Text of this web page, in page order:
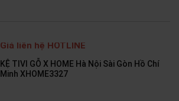
Giá liên hệ HOTLINE
KỆ TIVI GỖ X HOME Hà Nội Sài Gòn Hồ Chí
Minh XHOME3327